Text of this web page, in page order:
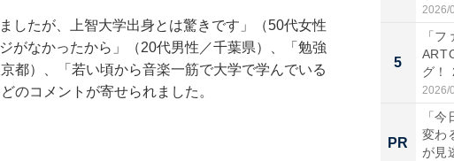
したが、上智大学出身とは驚きです」（50代女性
がなかったから」（20代男性／千葉県）、「勉強
都）、「若い頃から音楽一筋で大学で学んでいる
のコメントが寄せられました。
2026/
5
「
グ！
2026/
PR
「
変わ
が見